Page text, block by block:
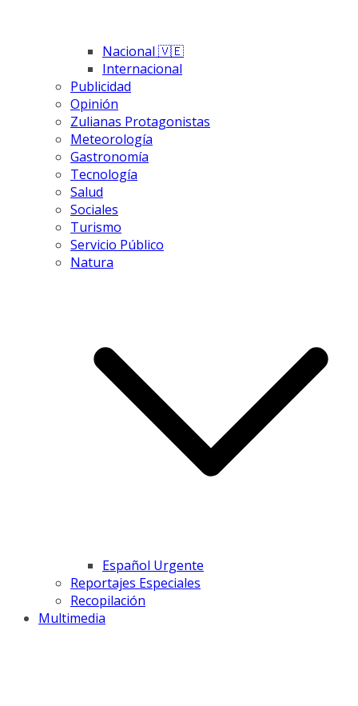
Nacional 🇻🇪
Internacional
Publicidad
Opinión
Zulianas Protagonistas
Meteorología
Gastronomía
Tecnología
Salud
Sociales
Turismo
Servicio Público
Natura
Español Urgente
Reportajes Especiales
Recopilación
Multimedia